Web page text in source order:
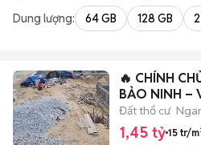
Dung lượng: 64 GB 128 GB
🔥 CHÍNH
Đất thổ cư
1,45 tỷ 15 tr/